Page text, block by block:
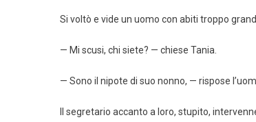
Si voltò e vide un uomo con abiti troppo
— Mi scusi, chi siete? — chiese Tania.
— Sono il nipote di suo nonno, — rispose
Il segretario accanto a loro, stupito,